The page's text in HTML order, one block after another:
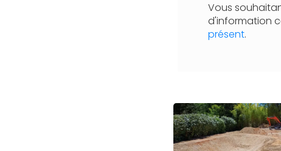
Vous
d'information
présent.